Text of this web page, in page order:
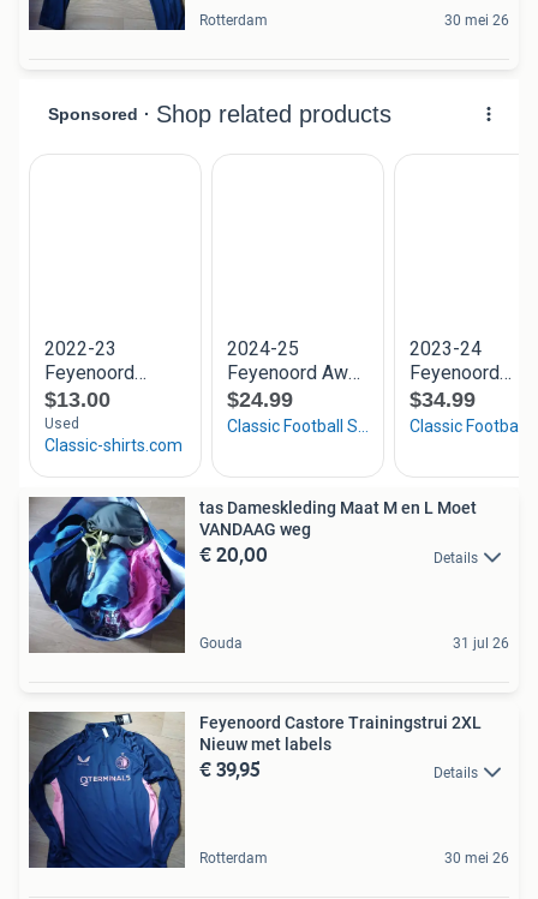
Rotterdam 30 mei 26
tas Dameskleding Maat M en L Moet
VANDAAG weg
€ 20,00 Details
Gouda 31 jul 26
Feyenoord Castore Trainingstrui 2XL
Nieuw met labels
€ 39,95 Details
Rotterdam 30 mei 26